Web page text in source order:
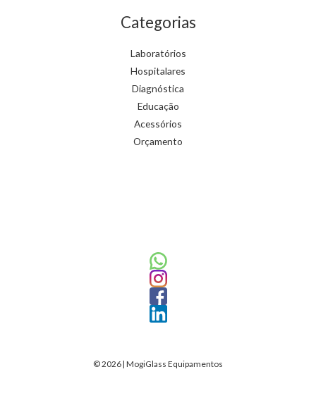
Categorias
Laboratórios
Hospitalares
Diagnóstica
Educação
Acessórios
Orçamento
© 2026 | MogiGlass Equipamentos